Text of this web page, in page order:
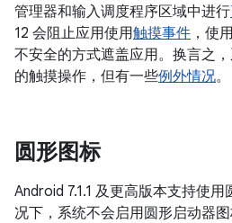
管理器和输入调度程序区域中进行
12 会阻止应用使用触摸事件 ，使
不安全的方式遮盖应用。换言之
的触摸操作，但有一些例外情况。
圆形图标
Android 7.1.1 及更高版本支持使
况下，系统不会启用圆形启动器